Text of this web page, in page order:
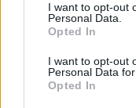
I want to opt-out
Personal Data.
Opted In
I want to opt-out
Personal Data
Opted In
Zemenes